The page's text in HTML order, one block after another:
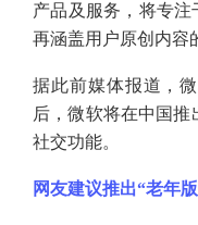
产品及服务，将专注
再涵盖用户原创内容
据此前媒体报道，
后，微软将在中国
社交功能。
网友建议推出“老年